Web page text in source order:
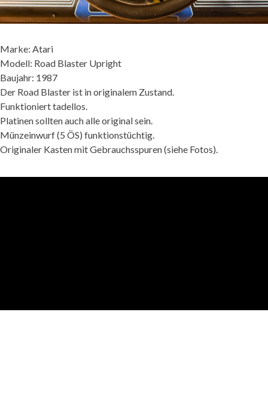
Marke: Atari
Modell: Road Blaster Upright
Baujahr: 1987
Der Road Blaster ist in originalem Zustand.
Funktioniert tadellos.
Platinen sollten auch alle original sein.
Münzeinwurf (5 ÖS) funktionstüchtig.
Originaler Kasten mit Gebrauchsspuren (siehe Fotos).